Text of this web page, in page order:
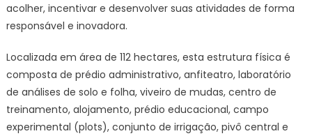
acolher, incentivar e desenvolver suas atividades de forma
responsável e inovadora.
Localizada em área de 112 hectares, esta estrutura física é
composta de prédio administrativo, anfiteatro, laboratório
de análises de solo e folha, viveiro de mudas, centro de
treinamento, alojamento, prédio educacional, campo
experimental (plots), conjunto de irrigação, pivô central e